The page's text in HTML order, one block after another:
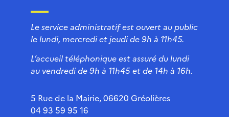
Le service administratif est ouvert au public
le lundi, mercredi et jeudi de 9h à 11h45.
L’accueil téléphonique est assuré du lundi
au vendredi de 9h à 11h45 et de 14h à 16h.
5 Rue de la Mairie, 06620 Gréolières
04 93 59 95 16